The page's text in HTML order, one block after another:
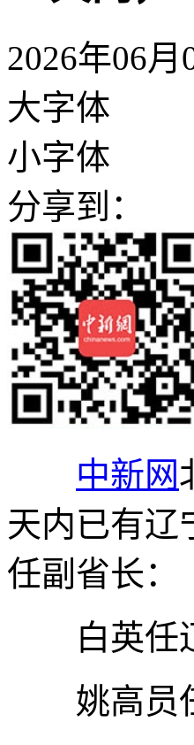
2026年06
大字体
小字体
分享到：
中新网
天内已有辽
任副省长：
白英任
姚高员任